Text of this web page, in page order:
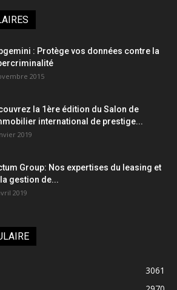
: Protège vos données contre la
2015
la 1ère édition du Salon de
international de prestige...
2019
Group: Nos expertises du leasing et
gestion de...
2019
3061